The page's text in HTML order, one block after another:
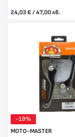
24,03 € / 47,00 лв.
-19%
MOTO-MASTER